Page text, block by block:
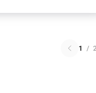
1 / 2